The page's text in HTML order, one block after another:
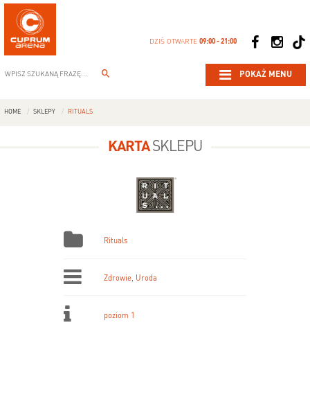
DZIŚ OTWARTE09:00 - 21:00
POKAŻ MENU
HOME SKLEPY RITUALS
KARTASKLEPU
Rituals
Zdrowie, Uroda
poziom 1